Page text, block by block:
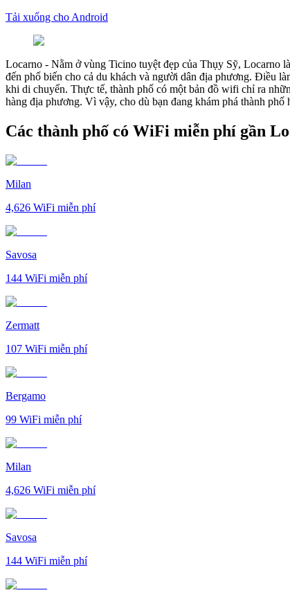
Tải xuống cho Android
Locarno - Nằm ở vùng Ticino tuyệt đẹp của Thụy Sỹ, Locarno
đến phổ biến cho cả du khách và người dân địa phương. Điều
khi di chuyển. Thực tế, thành phố có một bản đồ wifi chỉ ra
hàng địa phương. Vì vậy, cho dù bạn đang khám phá thành
Các thành phố có WiFi miễn phí gần
Milan
4,626 WiFi miễn phí
Savosa
144 WiFi miễn phí
Zermatt
107 WiFi miễn phí
Bergamo
99 WiFi miễn phí
Milan
4,626 WiFi miễn phí
Savosa
144 WiFi miễn phí